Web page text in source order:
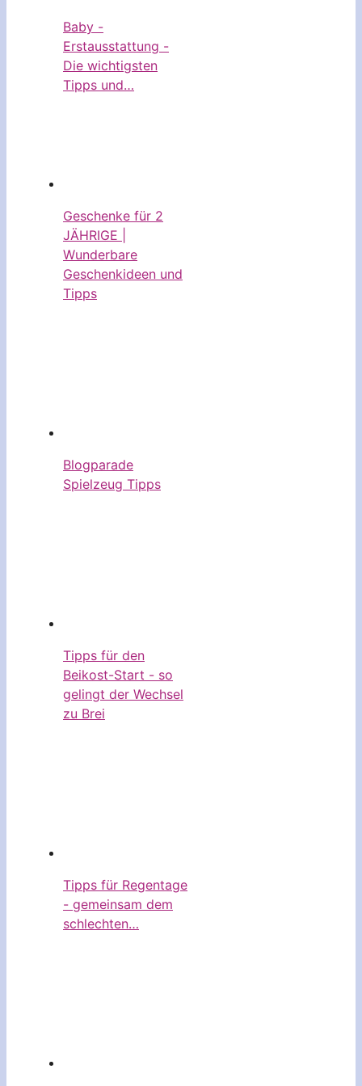
Baby -
Erstausstattung -
Die wichtigsten
Tipps und…
Geschenke für 2
JÄHRIGE |
Wunderbare
Geschenkideen und
Tipps
Blogparade
Spielzeug Tipps
Tipps für den
Beikost-Start - so
gelingt der Wechsel
zu Brei
Tipps für Regentage
- gemeinsam dem
schlechten…